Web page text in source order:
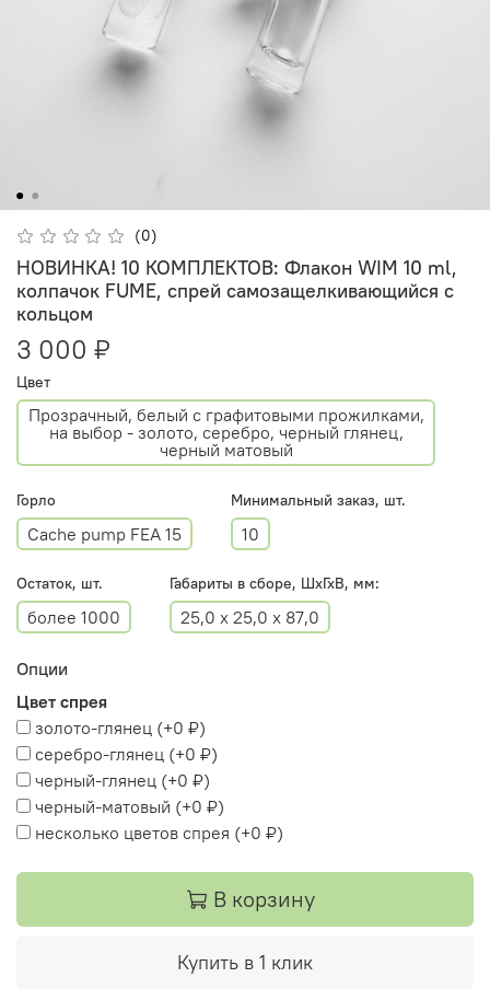
(0)
НОВИНКА! 10 КОМПЛЕКТОВ: Флакон WIM 10 ml,
колпачок FUME, спрей самозащелкивающийся с
кольцом
3 000 ₽
Цвет
Прозрачный, белый с графитовыми прожилками,
на выбор - золото, серебро, черный глянец,
черный матовый
Горло
Cache pump FEA 15
Минимальный заказ, шт.
10
Остаток, шт.
более 1000
Габариты в сборе, ШхГхВ, мм:
25,0 x 25,0 x 87,0
Опции
Цвет спрея
золото-глянец (+0 ₽)
серебро-глянец (+0 ₽)
черный-глянец (+0 ₽)
черный-матовый (+0 ₽)
несколько цветов спрея (+0 ₽)
В корзину
Купить в 1 клик